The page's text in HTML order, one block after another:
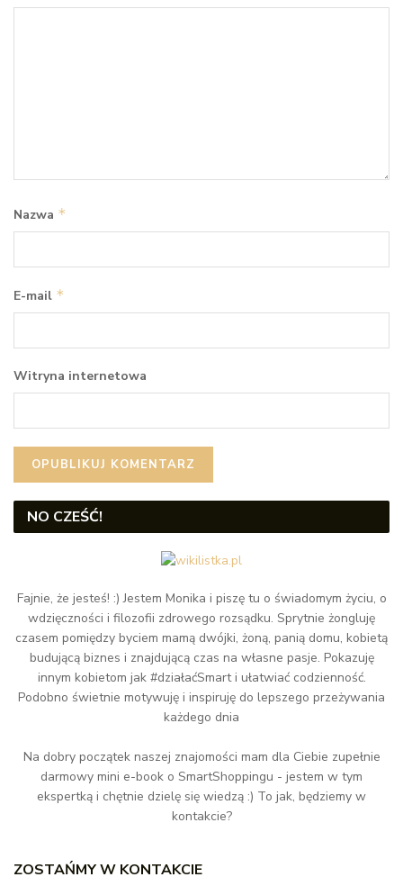
Nazwa *
E-mail *
Witryna internetowa
NO CZEŚĆ!
Fajnie, że jesteś! :) Jestem Monika i piszę tu o świadomym życiu, o
wdzięczności i filozofii zdrowego rozsądku. Sprytnie żongluję
czasem pomiędzy byciem mamą dwójki, żoną, panią domu, kobietą
budującą biznes i znajdującą czas na własne pasje. Pokazuję
innym kobietom jak #działaćSmart i ułatwiać codzienność.
Podobno świetnie motywuję i inspiruję do lepszego przeżywania
każdego dnia
Na dobry początek naszej znajomości mam dla Ciebie zupełnie
darmowy mini e-book o SmartShoppingu - jestem w tym
ekspertką i chętnie dzielę się wiedzą :) To jak, będziemy w
kontakcie?
ZOSTAŃMY W KONTAKCIE